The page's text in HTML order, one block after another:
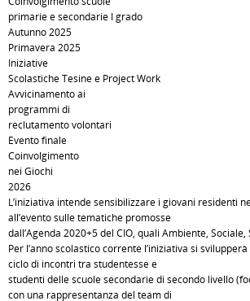
primarie e secondarie I grado
Autunno 2025
Primavera 2025
Iniziative
Scolastiche Tesine e Project Work
Avvicinamento ai
programmi di
reclutamento volontari
Evento finale
Coinvolgimento
nei Giochi
2026
L’iniziativa intende sensibilizzare i giovani residenti
all’evento sulle tematiche promosse
dall’Agenda 2020+5 del CIO, quali Ambiente,
Per l’anno scolastico corrente l’iniziativa si
ciclo di incontri tra studentesse e
studenti delle scuole secondarie di secondo livello
con una rappresentanza del team di